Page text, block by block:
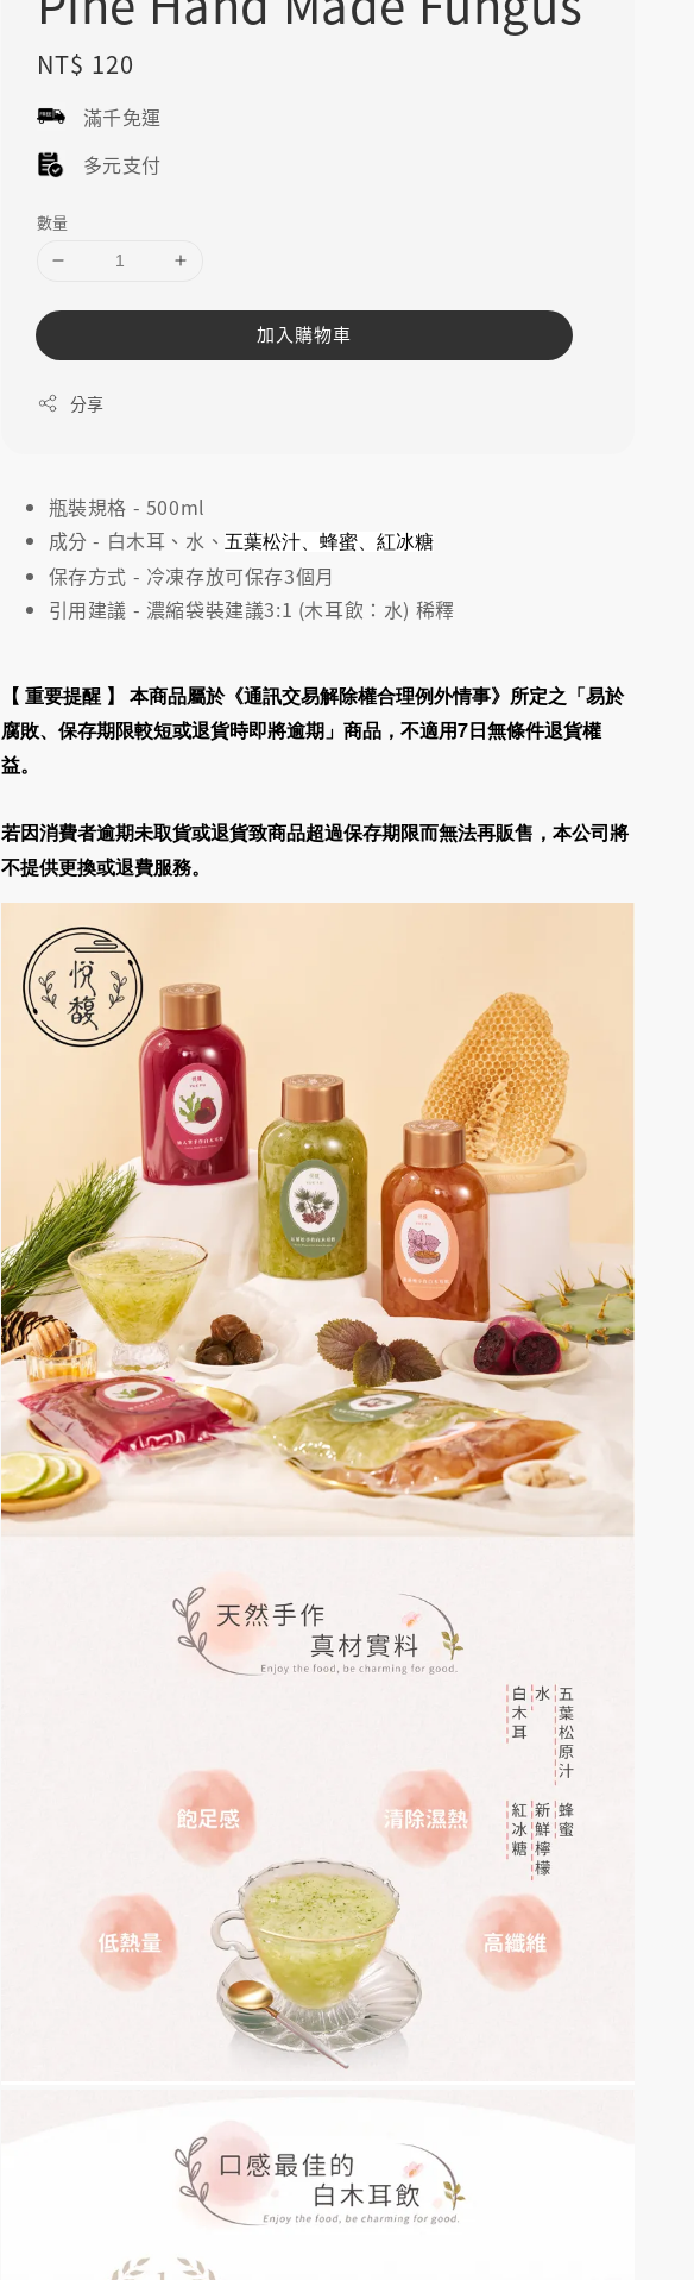
Regular
NT$ 120
滿千免運
多元支付
數量
加入購物車
分享
瓶裝規格 - 500ml
成分 - 白木耳、水、 五葉松汁、蜂蜜、紅冰糖
保存方式 - 冷凍存放可保存3個月
引用建議 - 濃縮袋裝建議3:1 (木耳飲：水) 稀釋
【 重要提醒 】 本商品屬於《通訊交易解除權合理例外情事》所定之「易於
腐敗、保存期限較短或退貨時即將逾期」商品， 不適用7日無條件退貨權
益。
若因消費者逾期未取貨或退貨致商品超過保存期限而無法再販售， 本公司將
不提供更換或退費服務。